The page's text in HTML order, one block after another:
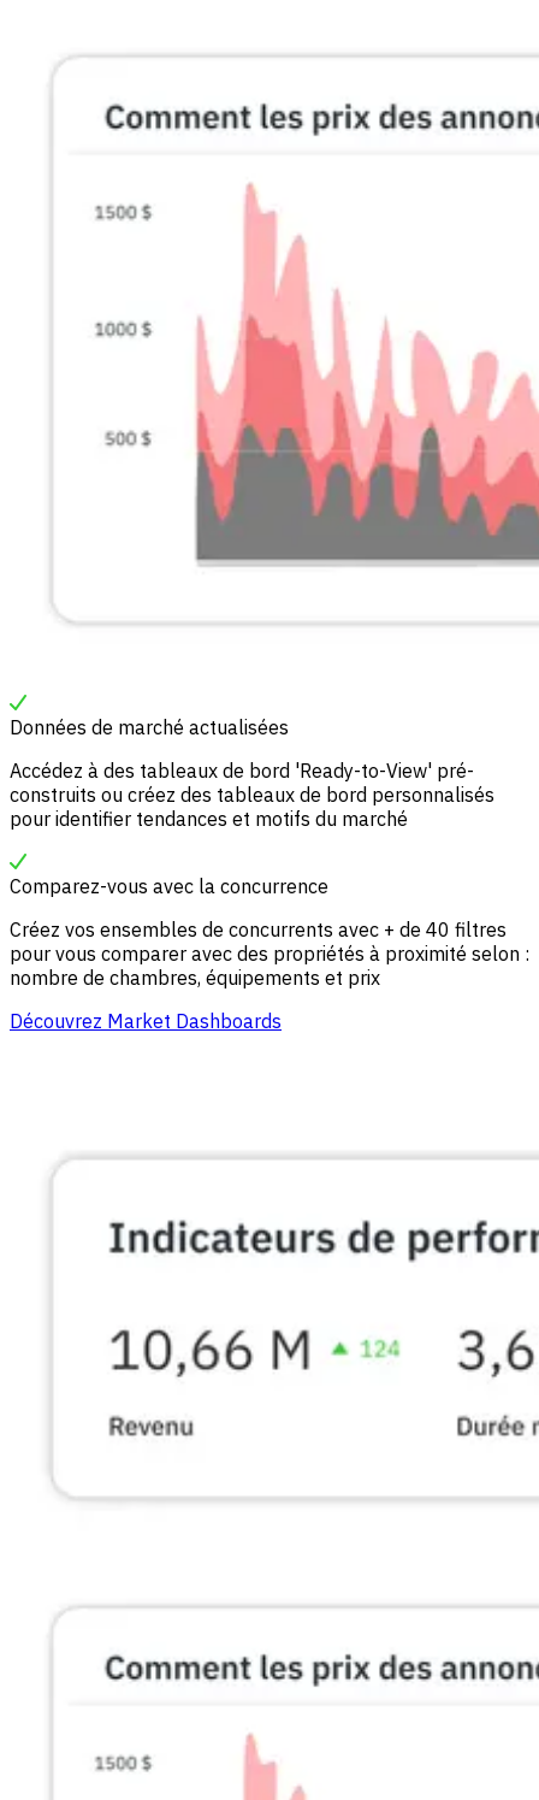
Données de marché actualisées
Accédez à des tableaux de bord 'Ready-to-View' pré-
construits ou créez des tableaux de bord personnalisés
pour identifier tendances et motifs du marché
Comparez-vous avec la concurrence
Créez vos ensembles de concurrents avec + de 40 filtres
pour vous comparer avec des propriétés à proximité selon :
nombre de chambres, équipements et prix
Découvrez Market Dashboards